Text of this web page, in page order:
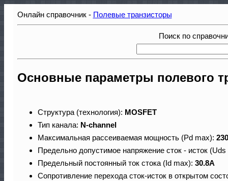
Онлайн справочник - Полевые транзисторы
Поиск по
Основные параметры полевого
Структура (технология): MOSFET
Тип канала: N-channel
Максимальная рассеиваемая мощность (Pd max):
Предельно допустимое напряжение сток - исток
Предельный постоянный ток стока (Id max): 30.8A
Сопротивление перехода сток-исток в открытом